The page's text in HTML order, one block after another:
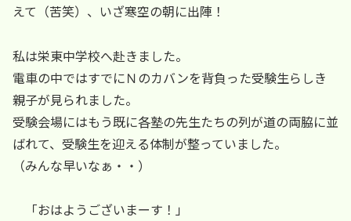
えて（苦笑）、いざ寒空の朝に出陣！
私は栄東中学校へ赴きました。
電車の中ではすでにＮのカバンを背負った受験生らしき
親子が見られました。
受験会場にはもう既に各塾の先生たちの列が道の両脇に並
ばれて、受験生を迎える体制が整っていました。
（みんな早いなぁ・・）
「おはようございまーす！」